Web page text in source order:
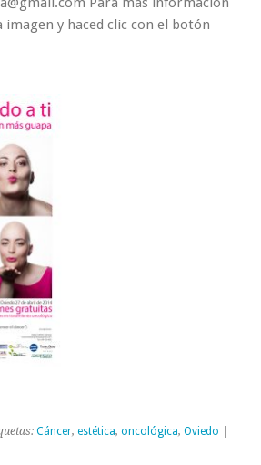
y haced clic con el botón
Cáncer, estética, oncológica, Oviedo